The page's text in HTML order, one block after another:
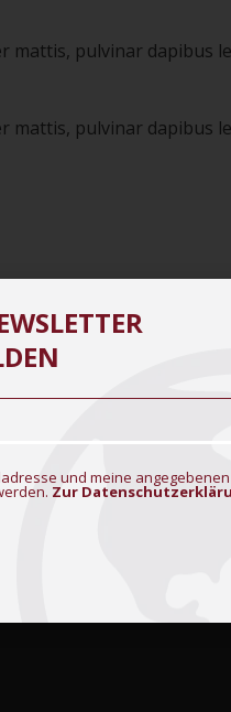
pulvinar dapibus
pulvinar dapibus
und meine
Zur